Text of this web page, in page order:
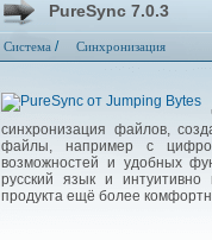
PureSync 7.0.3
Система / Синхронизация
синхронизация файлов,
файлы, например с
возможностей и удобных
русский язык и интуитивно
продукта ещё более